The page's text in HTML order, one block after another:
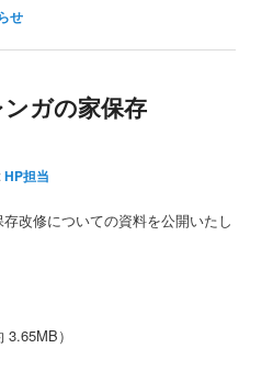
せ
ガの家保存
HP担当
改修についての資料を公開いたし
3.65MB）